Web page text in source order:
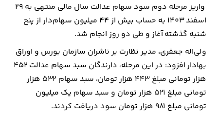
راه
و
مسکن
اقتصاد
ایران
ارتباطات
واریز مرحله دوم سود سهام عدالت سال مالی منتهی به ۲۹
اسفند ۱۴۰۳ به حساب بیش از ۴۴ میلیون سهام‌دار از پنح
شنبه گذشته آغاز و طی دو روز انجام شد.
ولی‌اله جعفری، مدیر نظارت بر ناشران سازمان بورس و اوراق
بهادار افزود: در این مرحله، دارندگان سبد سهام عدالت ۴۵۲
هزار تومانی مبلغ ۴۴۳ هزار تومان، سبد سهام ۵۳۲ هزار
تومانی مبلغ ۵۲۱ هزار تومان و سبد سهام یک میلیون
تومانی مبلغ ۹۸۱ هزار تومان سود دریافت کردند.